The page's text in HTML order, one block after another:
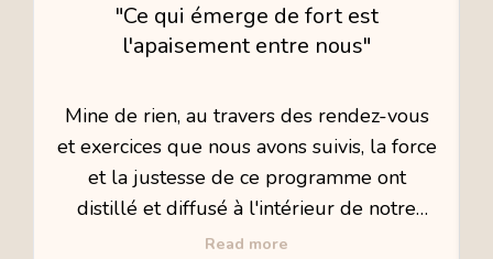
Mine de rien, au travers des rendez-vous
et exercices que nous avons suivis, la force
et la justesse de ce programme ont
distillé et diffusé à l'intérieur de notre
couple. Ce n'est pas un moment fort ou
Read more
"Ce qui émerge de fort est
l'apaisement entre nous"